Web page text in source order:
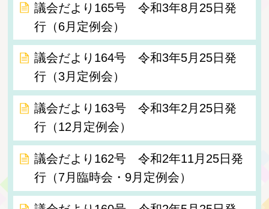
議会だより165号 令和3年8月25日発
行（6月定例会）
議会だより164号 令和3年5月25日発
行（3月定例会）
議会だより163号 令和3年2月25日発
行（12月定例会）
議会だより162号 令和2年11月25日発
行（7月臨時会・9月定例会）